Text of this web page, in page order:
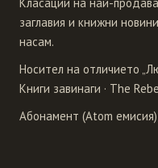
заглавия и книжни
насам.
Носител на отличието
Книги завинаги · The
Абонамент (Atom емисия)